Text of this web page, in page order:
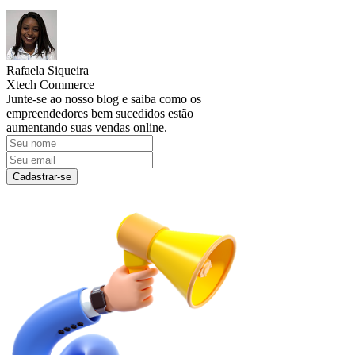
Rafaela Siqueira
Xtech Commerce
Junte-se ao nosso blog e saiba como os
empreendedores bem sucedidos estão
aumentando suas vendas online.
Cadastrar-se